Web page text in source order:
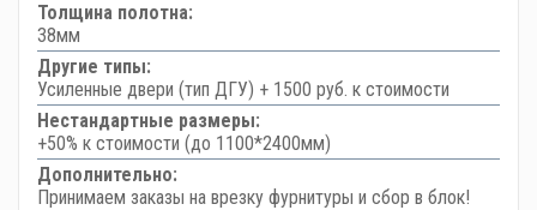
Толщина полотна:
38мм
Другие типы:
Усиленные двери (тип ДГУ) + 1500 руб. к стоимости
Нестандартные размеры:
+50% к стоимости (до 1100*2400мм)
Дополнительно:
Принимаем заказы на врезку фурнитуры и сбор в блок!